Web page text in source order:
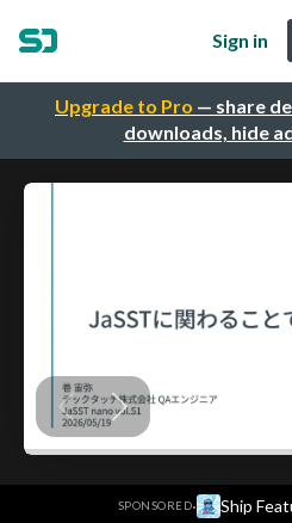
Upgrade to Pro — share
downloads, hide
Sign in
SPONSORED· Ship